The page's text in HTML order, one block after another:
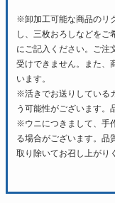
※卸加工可能な商品のリ
し、三枚おろしなどをご
にご記入ください。ご注
受けできません。また、
います。
※活きでお送りしている
う可能性がございます。
※ウニにつきまして、手
る場合がございます。品
取り除いてお召し上がり